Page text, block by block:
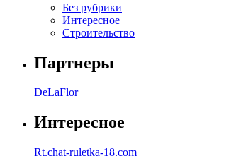
Без рубрики
Интересное
Строительство
Партнеры
DeLaFlor
Интересное
Rt.chat-ruletka-18.com